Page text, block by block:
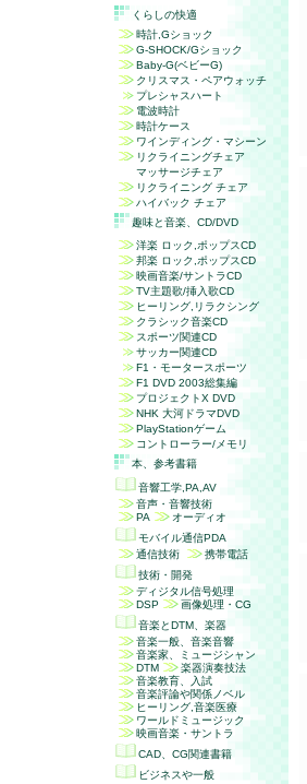
くらしの快適
時計,Gショック
G-SHOCK/Gショック
Baby-G(ベビーG)
クリスマス・ペアウォッチ
プレシャスハート
電波時計
時計ケース
ワインディング・マシーン
リクライニングチェア
マッサージチェア
リクライニング チェア
ハイバック チェア
趣味と音楽、 CD/DVD
洋楽 ロック,ポップスCD
邦楽 ロック,ポップスCD
映画音楽/サントラCD
TV主題歌/挿入歌CD
ヒーリング,リラクシング
クラシック音楽CD
スポーツ関連CD
サッカー関連CD
F1・モータースポーツ
F1 DVD 2003総集編
プロジェクトX DVD
NHK 大河ドラマDVD
PlayStationゲーム
コントローラー/メモリ
本、参考書籍
音響工学,PA,AV
音声・音響技術
PA
オーディオ
モバイル通信PDA
通信技術
携帯電話
技術・開発
ディジタル信号処理
DSP
画像処理・CG
音楽とDTM、楽器
音楽一般、音楽音響
音楽家、ミュージシャン
DTM
楽器演奏技法
音楽教育、入試
音楽評論や関係ノベル
ヒーリング,音楽医療
ワールドミュージック
映画音楽・サントラ
CAD、CG関連書籍
ビジネスや一般